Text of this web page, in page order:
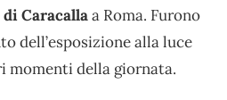
Caracallaa Roma. Furono
dell’esposizione alla luce
momenti della giornata.